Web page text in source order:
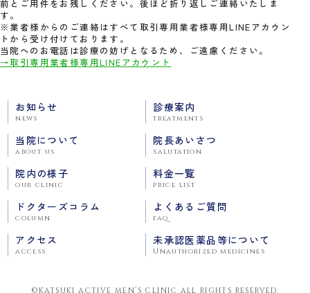
前とご用件をお残しください。後ほど折り返しご連絡いたしま
す。
※業者様からのご連絡はすべて取引専用業者様専用LINEアカウン
トから受け付けております。
当院へのお電話は診療の妨げとなるため、ご遠慮ください。
→取引専用業者様専用LINEアカウント
お知らせ
news
診療案内
treatments
当院について
about us
院長あいさつ
salutation
院内の様子
our clinic
料金一覧
price list
ドクターズコラム
column
よくあるご質問
faq
アクセス
access
未承認医薬品等について
Unauthorized medicines
©KATSUKI ACTIVE MEN’S CLINIC ALL RIGHTS RESERVED.